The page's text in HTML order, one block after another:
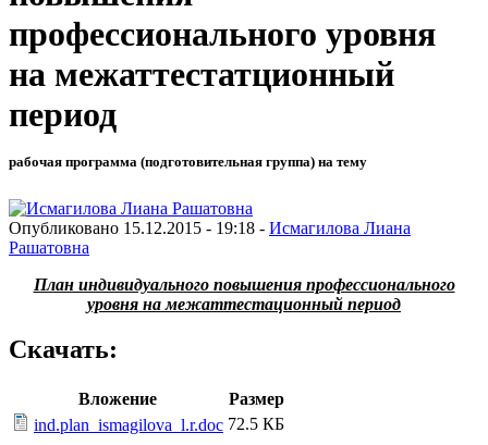
профессионального уровня
на межаттестатционный
период
рабочая программа (подготовительная группа) на тему
Опубликовано 15.12.2015 - 19:18 - Исмагилова Лиана
Рашатовна
План индивидуального повышения профессионального
уровня на межаттестационный период
Скачать:
Вложение
Размер
ind.plan_ismagilova_l.r.doc 72.5 КБ